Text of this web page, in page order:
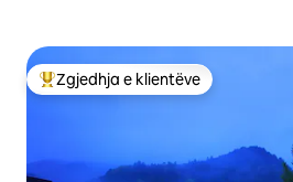
Më të mirat e zgjedhjeve të klientëve
Zgjedhja e klientëve